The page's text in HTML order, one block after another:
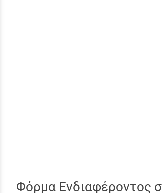
Φόρμα Ενδιαφέροντος